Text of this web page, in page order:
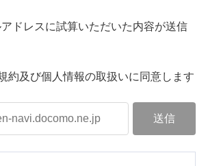
ドレスに試算いただいた内容が送信
約及び個人情報の取扱いに同意します